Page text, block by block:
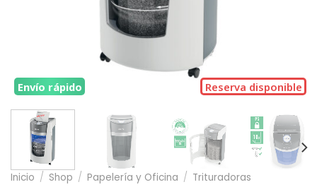
Reserva disponible
Envío rápido
Inicio / Shop / Papelería y Oficina / Trituradoras